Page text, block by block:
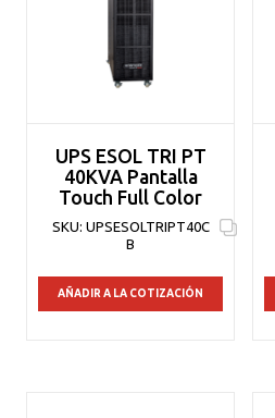
UPS ESOL TRI PT
40KVA Pantalla
Touch Full Color
SKU: UPSESOLTRIPT40C
B
AÑADIR A LA COTIZACIÓN